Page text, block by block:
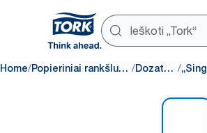
Home/ Popieriniai rankšluosčiai / Dozatoriai /